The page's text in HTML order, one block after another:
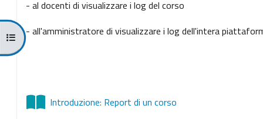
打开课程索引
- al docenti di visualizzare i log del corso
- all'amministratore di visualizzare i log dell'intera
Introduzione: Report di un corso